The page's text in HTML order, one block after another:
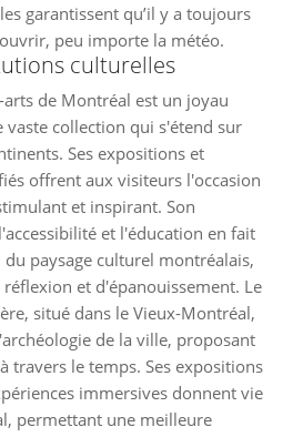
garantissent qu’il y a toujours
peu importe la météo.
culturelles
arts de Montréal est un joyau
collection qui s'étend sur
Ses expositions et
offrent aux visiteurs l'occasion
et inspirant. Son
et l'éducation en fait
paysage culturel montréalais,
et d'épanouissement. Le
situé dans le Vieux-Montréal,
de la ville, proposant
travers le temps. Ses expositions
immersives donnent vie
permettant une meilleure